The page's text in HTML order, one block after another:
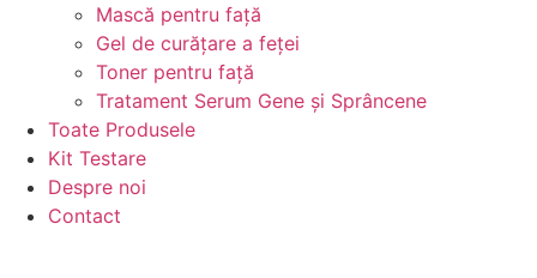
Mască pentru față
Gel de curățare a feței
Toner pentru față
Tratament Serum Gene și Sprâncene
Toate Produsele
Kit Testare
Despre noi
Contact